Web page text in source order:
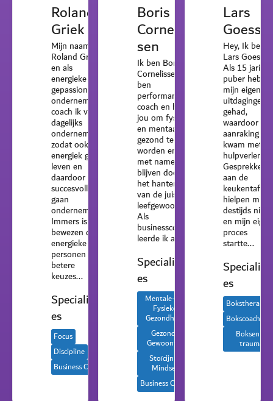
Roland
Griek
Mijn naam is
Roland Griek
en als
energieke en
gepassioneerde
ondernemer
coach ik vrijwel
dagelijks
ondernemers,
zodat ook zij
energiek gaan
leven en
daardoor
succesvoller
gaan
ondernemen.
Immers is
bewezen dat
energieke
personen
betere
keuzes...
Specialisati
es
Focus
Discipline
Business Coach
Boris
Cornelis
sen
Ik ben Boris
Cornelissen, ik
ben
performance
coach en help
jou om fysiek
en mentaal
gezond te
worden en
met name te
blijven door
het hanteren
van de juiste
leefgewoontes.
Als
businesscoach
leerde ik al...
Specialisati
es
Mentale- en
Fysieke
Gezondheid
Gezonde
Gewoontes
Stoïcijnse
Mindset
Business Coach
Lars
Hey, Ik ben
Lars
Als 15 jarige
puber heb ik
mijn eigen
uitdagingen
gehad,
waardoor ik
aanraking
kwam met
Gesprekken
aan de
keukentafel
hielpen mij
destijds niet
en mijn eigen
proces
startte...
es
Bokstherapie
Bokscoaching
Boksen &
trauma